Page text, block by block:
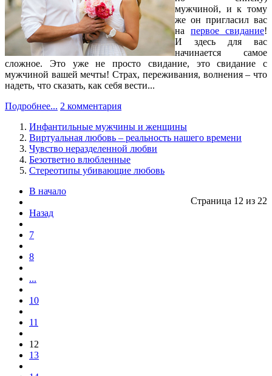
мужчиной, и к тому
же он пригласил вас
на первое свидание!
И здесь для вас
начинается самое
сложное. Это уже не просто свидание, это свидание с
мужчиной вашей мечты! Страх, переживания, волнения – что
надеть, что сказать, как себя вести...
Подробнее... 2 комментария
Инфантильные мужчины и женщины
Виртуальная любовь – реальность нашего времени
Чувство неразделенной любви
Безответно влюбленные
Стереотипы убивающие любовь
Страница 12 из 22
В начало
Назад
7
8
...
10
11
12
13